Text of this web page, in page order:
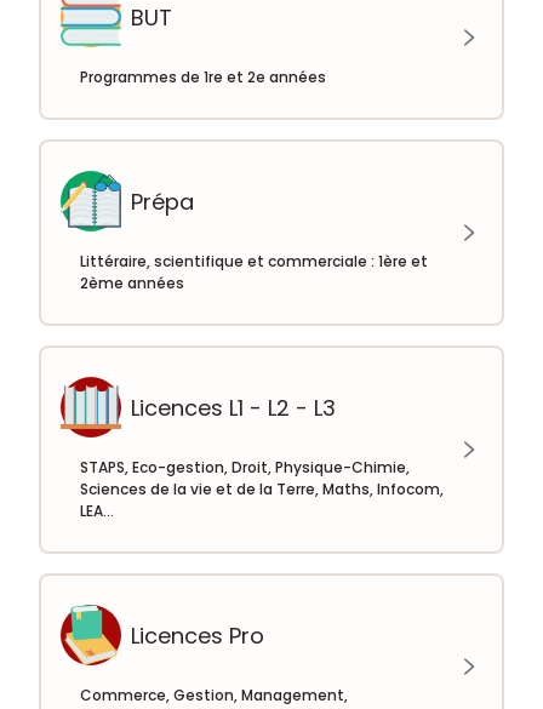
BUT
Programmes de 1re et 2e années
Prépa
Littéraire, scientifique et commerciale : 1ère et
2ème années
Licences L1 - L2 - L3
STAPS, Eco-gestion, Droit, Physique-Chimie,
Sciences de la vie et de la Terre, Maths, Infocom,
LEA...
Licences Pro
Commerce, Gestion, Management,